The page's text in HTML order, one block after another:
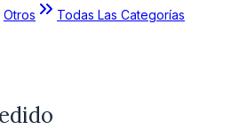
Otros
Todas Las Categorías